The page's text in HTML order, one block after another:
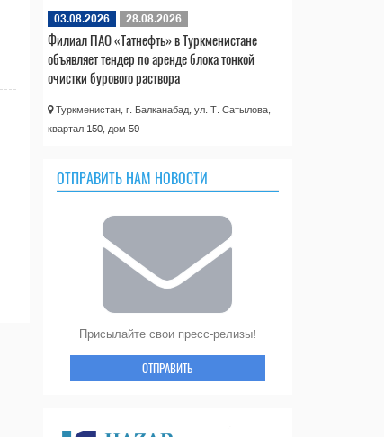
03.08.2026 28.08.2026
Филиал ПАО «Татнефть» в Туркменистане
объявляет тендер по аренде блока тонкой
очистки бурового раствора
Туркменистан, г. Балканабад, ул. Т. Сатылова,
квартал 150, дом 59
ОТПРАВИТЬ НАМ НОВОСТИ
Присылайте свои пресс-релизы!
ОТПРАВИТЬ